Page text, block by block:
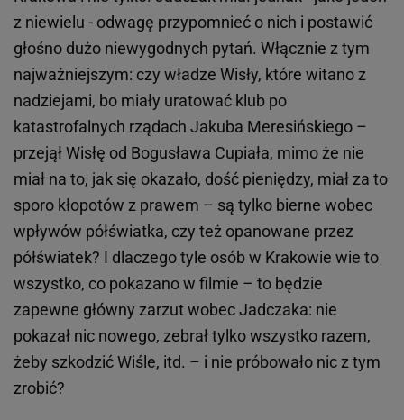
z niewielu - odwagę przypomnieć o nich i postawić
głośno dużo niewygodnych pytań. Włącznie z tym
najważniejszym: czy władze Wisły, które witano z
nadziejami, bo miały uratować klub po
katastrofalnych rządach Jakuba Meresińskiego –
przejął Wisłę od Bogusława Cupiała, mimo że nie
miał na to, jak się okazało, dość pieniędzy, miał za to
sporo kłopotów z prawem – są tylko bierne wobec
wpływów półświatka, czy też opanowane przez
półświatek? I dlaczego tyle osób w Krakowie wie to
wszystko, co pokazano w filmie – to będzie
zapewne główny zarzut wobec Jadczaka: nie
pokazał nic nowego, zebrał tylko wszystko razem,
żeby szkodzić Wiśle, itd. – i nie próbowało nic z tym
zrobić?